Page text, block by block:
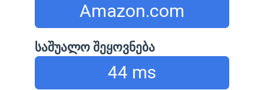
Amazon.com
საშუალო შეყოვნება
44 ms